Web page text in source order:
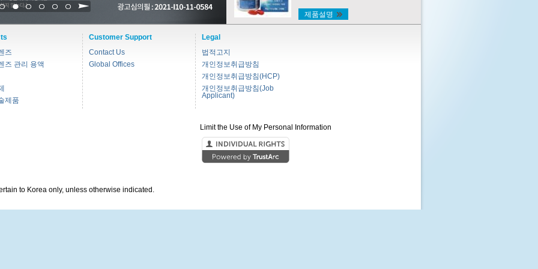
2 3 4 5 6 제품설명
즈
즈 관리 용액
제품
Customer Support
Contact Us
Global Offices
Legal
법적고지
개인정보취급방침
개인정보취급방침(HCP)
개인정보취급방침(Job
Applicant)
Limit the Use of My Personal Information
to Korea only, unless otherwise indicated.